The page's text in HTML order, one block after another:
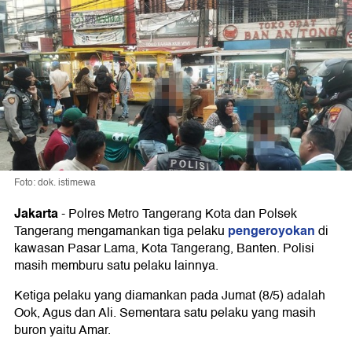
Foto: dok. istimewa
Jakarta-Polres Metro Tangerang Kota dan Polsek
Tangerang mengamankan tiga pelaku pengeroyokandi
kawasan Pasar Lama, Kota Tangerang, Banten. Polisi
masih memburu satu pelaku lainnya.
Ketiga pelaku yang diamankan pada Jumat (8/5) adalah
Ook, Agus dan Ali. Sementara satu pelaku yang masih
buron yaitu Amar.